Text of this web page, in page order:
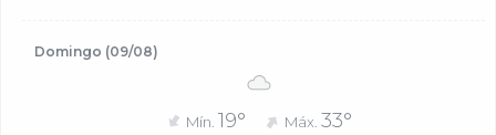
Domingo (09/08)
Mín. 19° Máx. 33°